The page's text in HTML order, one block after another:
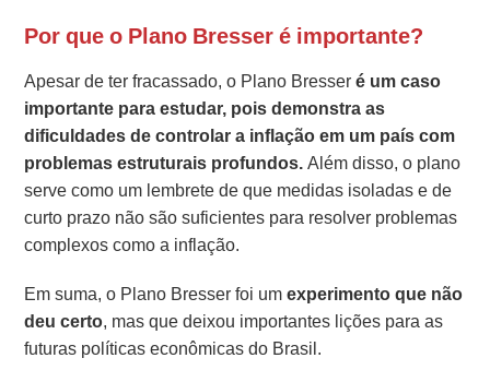
Por que o Plano Bresser é importante?
Apesar de ter fracassado, o Plano Bresseré um caso
importante para estudar, pois demonstra as
dificuldades de controlar a inflação em um país com
problemas estruturais profundos.Além disso, o plano
serve como um lembrete de que medidas isoladas e de
curto prazo não são suficientes para resolver problemas
complexos como a inflação.
Em suma, o Plano Bresser foi umexperimento que não
deu certo, mas que deixou importantes lições para as
futuras políticas econômicas do Brasil.